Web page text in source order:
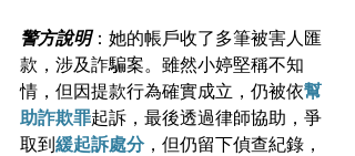
警方說明：她的帳戶收了多筆被害人匯
款，涉及詐騙案。雖然小婷堅稱不知
情，但因提款行為確實成立，仍被依幫
助詐欺罪起訴，最後透過律師協助，爭
取到緩起訴處分，但仍留下偵查紀錄，